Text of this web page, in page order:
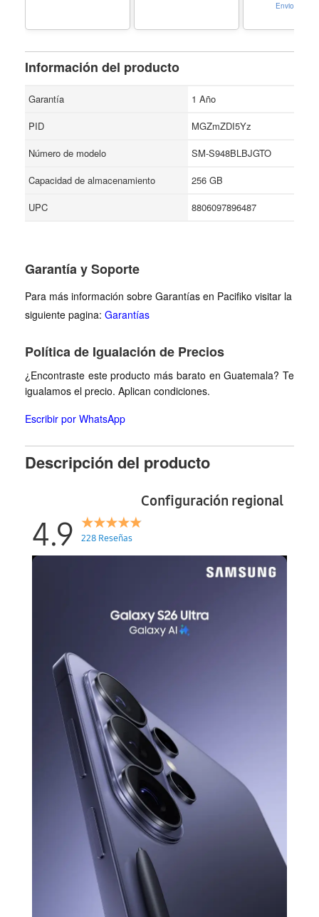
Black
Envio Gratis
Información del producto
Garantía
1 Año
PID
MGZmZDI5Yz
Número de modelo
SM-S948BLBJGTO
Capacidad de almacenamiento
256 GB
UPC
8806097896487
Garantía y Soporte
Para más información sobre Garantías en Pacifiko visitar la
siguiente pagina: Garantías
Política de Igualación de Precios
¿Encontraste este producto más barato en Guatemala? Te
igualamos el precio. Aplican condiciones.
Escribir por WhatsApp
Descripción del producto
Configuración regional
4.9 228 Reseñas